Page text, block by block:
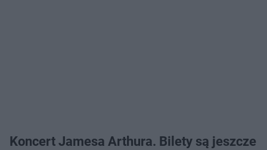
Koncert Jamesa Arthura. Bilety są jeszcze